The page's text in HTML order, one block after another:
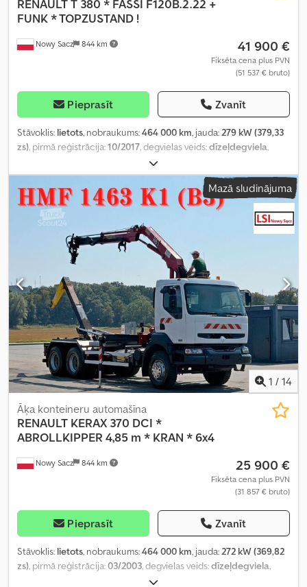
Nowy Sacz 844 km
RENAULTT 380 * FASSI F120B.2.22 +
FUNK * TOPZUSTAND !
41 900 €
Fiksēta cena plus PVN
(51 537 € bruto)
Pieprasīt Zvanīt
Stāvoklis: lietots, nobraukums:464 000 km, jauda:279 kW (379,33
zs), pirmā reģistrācija:10/2017, degvielas veids:dīzeļdegviela,
, asu konfigurācija:
retardētājs, krāsa:balts, pārnesuma veids:automātisks, krautuves
garums:6 800 mm , iekraušanas vietas platums:2 550 mm,
iekraušanas telpas augstums: 600 mm , Ražošanas gads: 2017,
Aprīkojums:
Mazā sludinājuma
1 / 14
Nowy Sacz 844 km
Āķa konteineru automašīna
RENAULT KERAX 370 DCI *
ABROLLKIPPER 4,85 m * KRAN * 6x4
25 900 €
Fiksēta cena plus PVN
(31 857 € bruto)
Pieprasīt Zvanīt
Stāvoklis: lietots, nobraukums:464 000 km, jauda:272 kW (369,82
zs), pirmā reģistrācija:03/2003, degvielas veids:dīzeļdegviela,
, asu konfigurācija: